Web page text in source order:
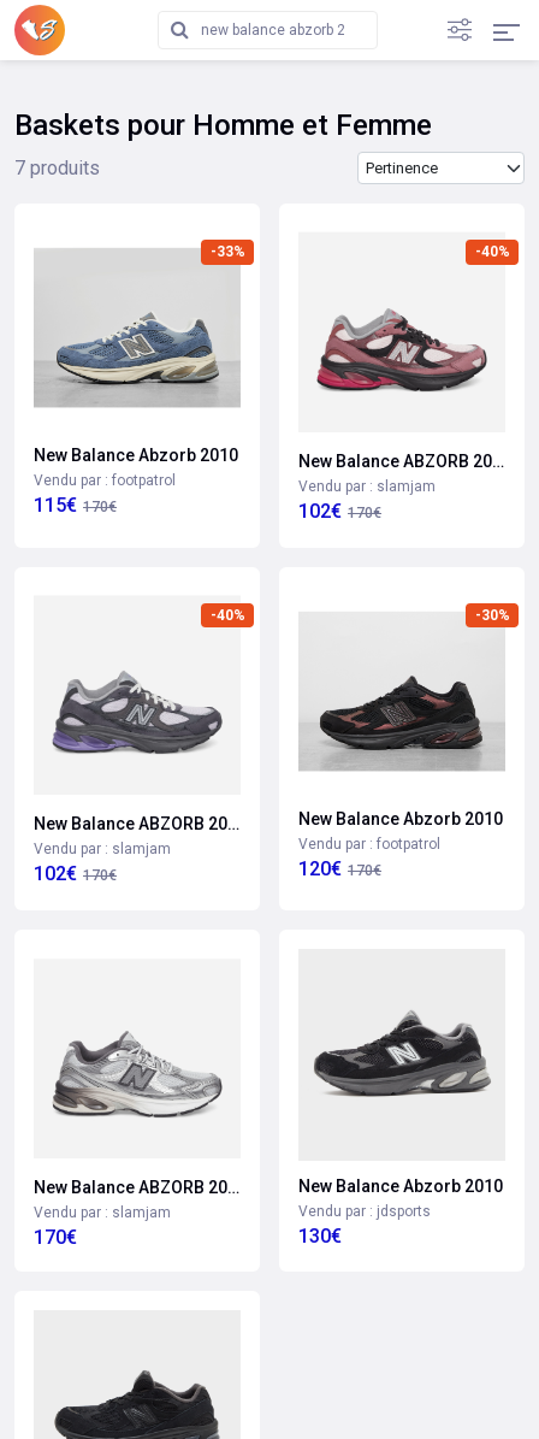
Baskets pour Homme et Femme
7 produits Trier les
-33%
New Balance Abzorb 2010
Vendu par : footpatrol
115€ 170€
-40%
New Balance ABZORB 2010
Vendu par : slamjam
102€ 170€
-40%
New Balance ABZORB 2010
Vendu par : slamjam
102€ 170€
-30%
New Balance Abzorb 2010
Vendu par : footpatrol
120€ 170€
New Balance ABZORB 2010 Grey Days
Vendu par : slamjam
170€
New Balance Abzorb 2010
Vendu par : jdsports
130€